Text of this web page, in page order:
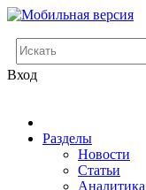
Вход
Разделы
Новости
Статьи
Аналитика